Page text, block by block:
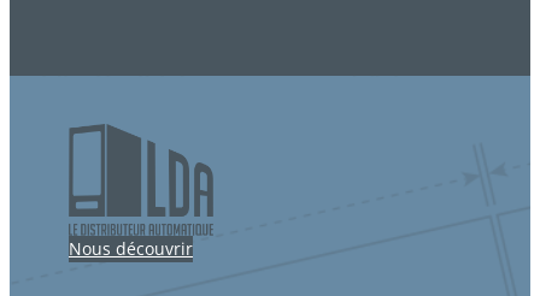
Nous découvrir